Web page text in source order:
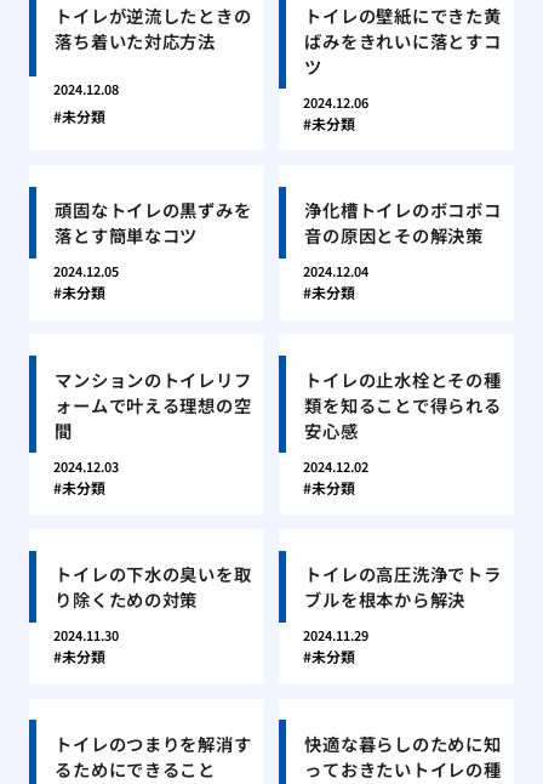
トイレが逆流したときの
落ち着いた対応方法
2024.12.08
未分類
トイレの壁紙にできた黄
ばみをきれいに落とすコ
ツ
2024.12.06
未分類
頑固なトイレの黒ずみを
落とす簡単なコツ
2024.12.05
未分類
浄化槽トイレのボコボコ
音の原因とその解決策
2024.12.04
未分類
マンションのトイレリフ
ォームで叶える理想の空
間
2024.12.03
未分類
トイレの止水栓とその種
類を知ることで得られる
安心感
2024.12.02
未分類
トイレの下水の臭いを取
り除くための対策
2024.11.30
未分類
トイレの高圧洗浄でトラ
ブルを根本から解決
2024.11.29
未分類
トイレのつまりを解消す
るためにできること
快適な暮らしのために知
っておきたいトイレの種